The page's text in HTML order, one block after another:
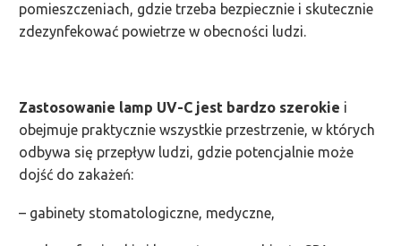
pomieszczeniach, gdzie trzeba bezpiecznie i skutecznie
zdezynfekować powietrze w obecności ludzi.
Zastosowanie lamp UV-C jest bardzo szerokie i
obejmuje praktycznie wszystkie przestrzenie, w których
odbywa się przepływ ludzi, gdzie potencjalnie może
dojść do zakażeń:
– gabinety stomatologiczne, medyczne,